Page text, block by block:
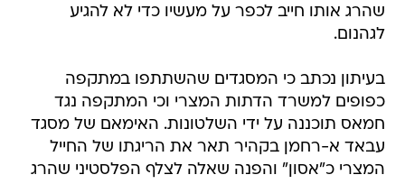
שהרג אותו חייב לכפר על מעשיו כדי לא להגיע
לגהנום.
בעיתון נכתב כי המסגדים שהשתתפו במתקפה
כפופים למשרד הדתות המצרי וכי המתקפה נגד
חמאס תוכננה על ידי השלטונות. האימאם של מסגד
עבאד א-רחמן בקהיר תאר את הריגתו של החייל
המצרי כ"אסון" והפנה שאלה לצלף הפלסטיני שהרג